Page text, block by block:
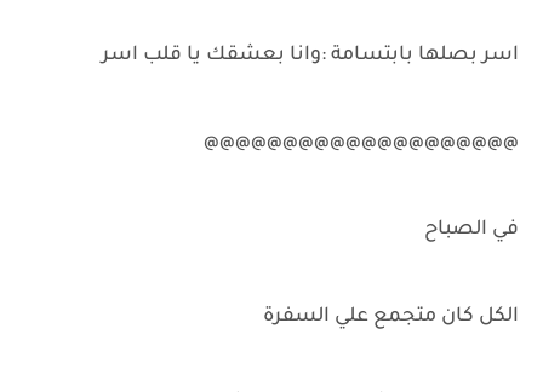
اسر بصلها بابتسامة :وانا بعشقك يا قلب اسر
@@@@@@@@@@@@@@@@@@@@
في الصباح
الكل كان متجمع علي السفرة